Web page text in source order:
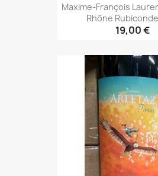
Maxime-François
Rhône
19,00 €